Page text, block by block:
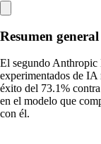
Resumen general
El segundo Anthropic
experimentados de
éxito del 73.1%
en el modelo que
con él.